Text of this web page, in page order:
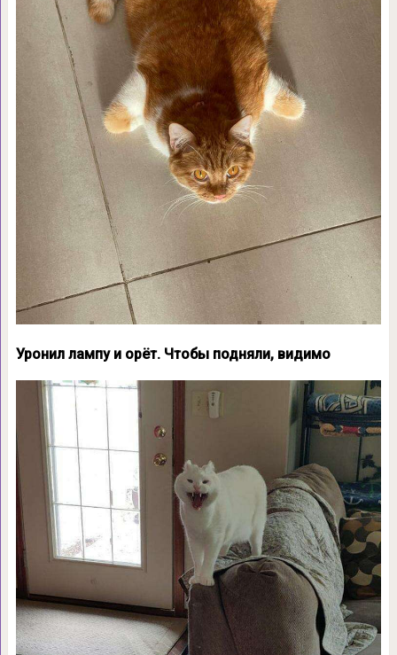
Уронил лампу и орёт. Чтобы подняли, видимо